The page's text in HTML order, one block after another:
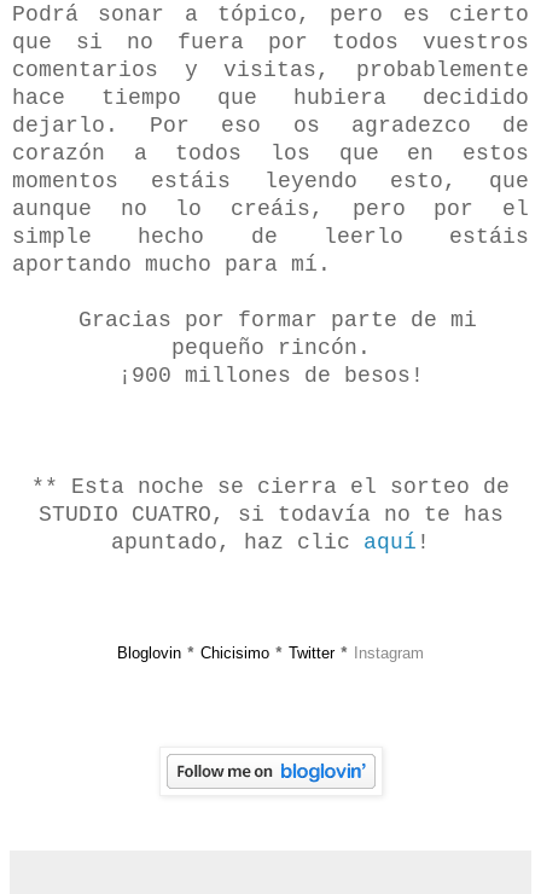
Podrá sonar a tópico, pero es cierto
que si no fuera por todos vuestros
comentarios y visitas, probablemente
hace tiempo que hubiera decidido
dejarlo. Por eso os agradezco de
corazón a todos los que en estos
momentos estáis leyendo esto, que
aunque no lo creáis, pero por el
simple hecho de leerlo estáis
aportando mucho para mí.
Gracias por formar parte de mi
pequeño rincón.
¡900 millones de besos!
** Esta noche se cierra el sorteo de
STUDIO CUATRO, si todavía no te has
apuntado, haz clic aquí !
Bloglovin * Chicisimo * Twitter * Instagram